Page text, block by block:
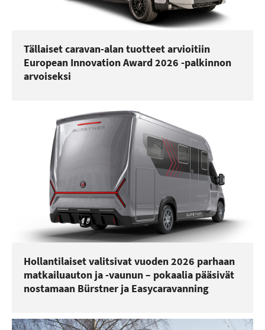
Tällaiset caravan-alan tuotteet arvioitiin
European Innovation Award 2026 -palkinnon
arvoiseksi
Hollantilaiset valitsivat vuoden 2026 parhaan
matkailuauton ja -vaunun – pokaalia pääsivät
nostamaan Bürstner ja Easycaravanning